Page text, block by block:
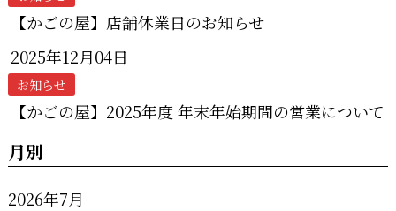
【かごの屋】店舗休業日のお知らせ
2025年12月04日
お知らせ
【かごの屋】2025年度 年末年始期間の営業について
月別
2026年7月